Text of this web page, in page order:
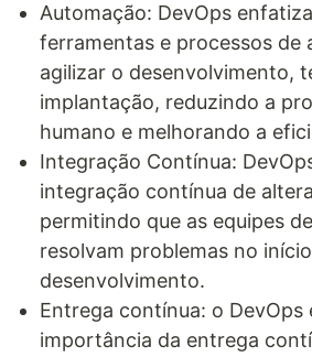
Automação: DevOps
ferramentas e processos de
agilizar o desenvolvimento,
implantação, reduzindo a
humano e melhorando a
Integração Contínua:
integração contínua de
permitindo que as equipes
resolvam problemas no
desenvolvimento.
Entrega contínua: o DevOps
importância da entrega